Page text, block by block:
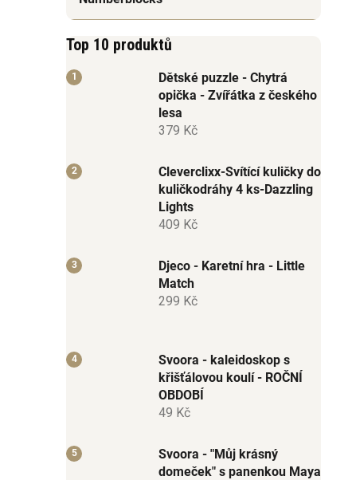
Top 10 produktů
Dětské puzzle - Chytrá
opička - Zvířátka z českého
lesa
379 Kč
Cleverclixx-Svítící kuličky do
kuličkodráhy 4 ks-Dazzling
Lights
409 Kč
Djeco - Karetní hra - Little
Match
299 Kč
Svoora - kaleidoskop s
křišťálovou koulí - ROČNÍ
OBDOBÍ
49 Kč
Svoora - "Můj krásný
domeček" s panenkou Maya